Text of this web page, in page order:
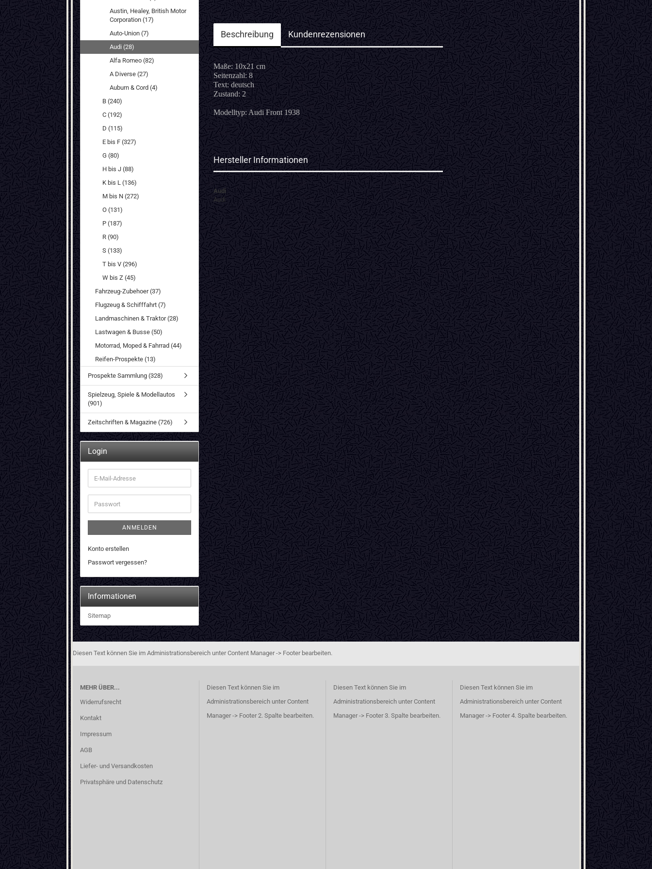
Beschreibung Kundenrezensionen
Maße: 10x21 cm
Seitenzahl: 8
Text: deutsch
Zustand: 2
Modelltyp: Audi Front 1938
Hersteller Informationen
Audi
Audi
Austin, Healey, British Motor
Corporation (17)
Auto-Union (7)
Audi (28)
Alfa Romeo (82)
A Diverse (27)
Auburn & Cord (4)
B (240)
C (192)
D (115)
E bis F (327)
G (80)
H bis J (88)
K bis L (136)
M bis N (272)
O (131)
P (187)
R (90)
S (133)
T bis V (296)
W bis Z (45)
Fahrzeug-Zubehoer (37)
Flugzeug & Schifffahrt (7)
Landmaschinen & Traktor (28)
Lastwagen & Busse (50)
Motorrad, Moped & Fahrrad (44)
Reifen-Prospekte (13)
Prospekte Sammlung (328)
Spielzeug, Spiele & Modellautos
(901)
Zeitschriften & Magazine (726)
Login
E-
Mail-
Adresse
Passwort
ANMELDEN
Konto erstellen
Passwort vergessen?
Informationen
Sitemap
Diesen Text können Sie im Administrationsbereich unter Content Manager -> Footer bearbeiten.
MEHR ÜBER...
Widerrufsrecht
Kontakt
Impressum
AGB
Liefer- und Versandkosten
Privatsphäre und Datenschutz
Diesen Text können Sie im
Administrationsbereich unter Content
Manager -> Footer 2. Spalte bearbeiten.
Diesen Text können Sie im
Administrationsbereich unter Content
Manager -> Footer 3. Spalte bearbeiten.
Diesen Text können Sie im
Administrationsbereich unter Content
Manager -> Footer 4. Spalte bearbeiten.